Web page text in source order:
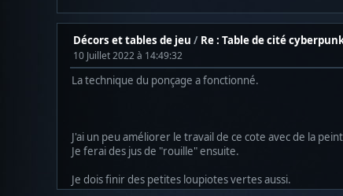
Décors et tables de jeu / Re : Table de cité
10 Juillet 2022 à 14:49:32
La technique du ponçage a fonctionné.
J'ai un peu améliorer le travail de ce cote avec de la
Je ferai des jus de "rouille" ensuite.
Je dois finir des petites loupiotes vertes aussi.